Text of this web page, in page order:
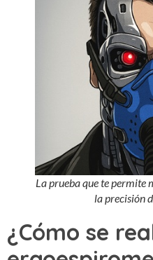
La prueba que te permite
la precisión
¿Cómo se